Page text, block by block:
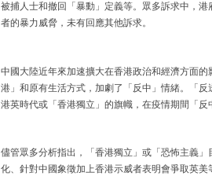
被捕人士和撤回「暴動」定義等。眾多訴求中，
者的暴力威脅，未有回應其他訴求。
中國大陸近年來加速擴大在香港政治和經濟方面
港」和原有生活方式，加劇了「反中」情緒。「
港英時代或「香港獨立」的旗幟，在疫情期間「反
儘管眾多分析指出，「香港獨立」或「恐怖主義
化、針對中國象徵加上香港示威者表明會爭取英